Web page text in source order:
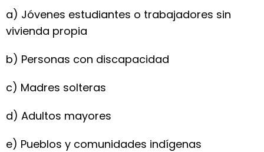
a) Jóvenes estudiantes o trabajadores sin
vivienda propia
b) Personas con discapacidad
c) Madres solteras
d) Adultos mayores
e) Pueblos y comunidades indígenas